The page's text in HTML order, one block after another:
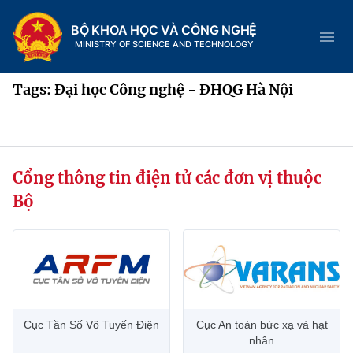
BỘ KHOA HỌC VÀ CÔNG NGHỆ
MINISTRY OF SCIENCE AND TECHNOLOGY
Trang chủ
Chức năng nhiệm vụ
Tin tức sự kiện
Hệ thống văn bản
Tags: Đại học Công nghệ - ĐHQG Hà Nội
Cổng thông tin điện tử các đơn vị thuộc
Bộ
Cục Tần Số Vô Tuyến Điện
Cục An toàn bức xạ và hạt
nhân